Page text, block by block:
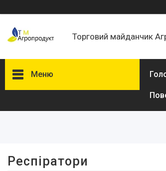
Торговий майданчик
Меню
Так 2
Респіратори